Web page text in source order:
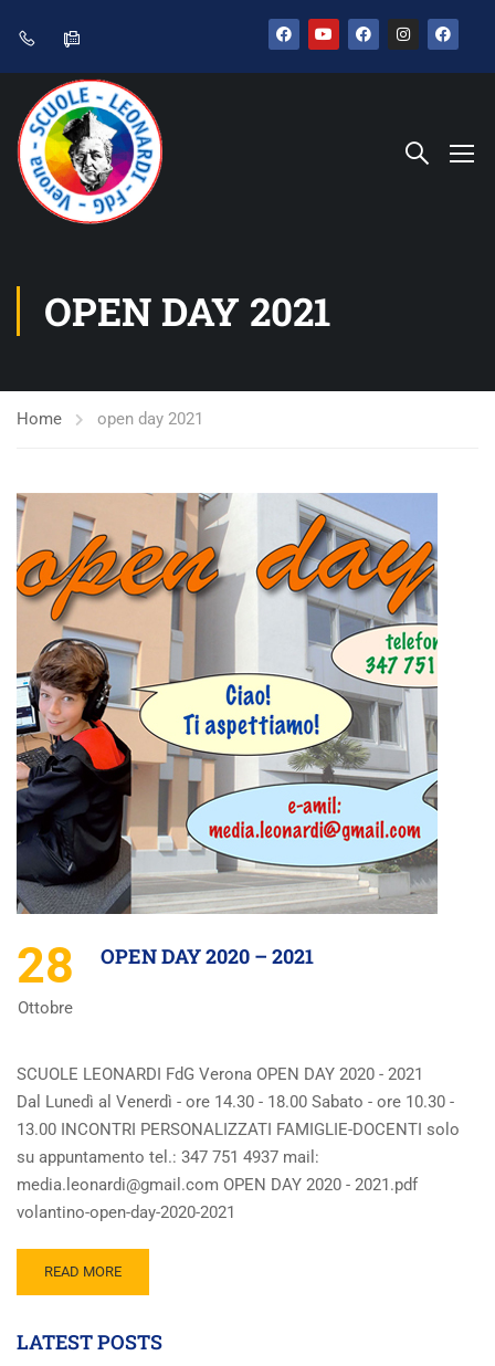
OPEN DAY 2021
Home open day 2021
28
Ottobre
OPEN DAY 2020 – 2021
SCUOLE LEONARDI FdG Verona OPEN DAY 2020 - 2021
Dal Lunedì al Venerdì - ore 14.30 - 18.00 Sabato - ore 10.30 -
13.00 INCONTRI PERSONALIZZATI FAMIGLIE-DOCENTI solo
su appuntamento tel.: 347 751 4937 mail:
media.leonardi@gmail.com OPEN DAY 2020 - 2021.pdf
volantino-open-day-2020-2021
READ MORE
LATEST POSTS